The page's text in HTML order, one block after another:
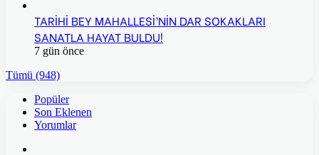
TARİHİ BEY MAHALLESİ’NİN DAR SOKAKLARI
SANATLA HAYAT BULDU!
7 gün önce
Tümü (948)
Popüler
Son Eklenen
Yorumlar